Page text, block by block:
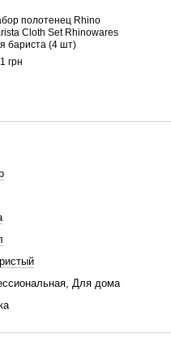
полотенец Rhino
Cloth Set Rhinowares
бариста (4 шт)
грн
Для дома